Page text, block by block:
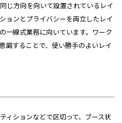
じ方向を向いて設置されているレイ
ョンとプライバシーを両立したレイ
一線式業務に向いています。ワーク
識することで、使い勝手のよいレイ
ィションなどで区切って、ブース状